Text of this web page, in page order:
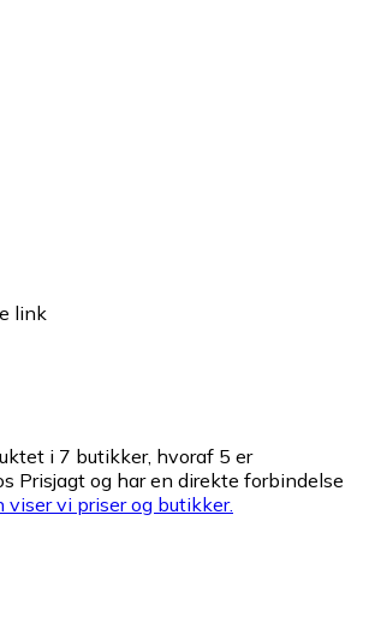
link
i 7 butikker, hvoraf 5 er
Prisjagt og har en direkte forbindelse
viser vi priser og butikker.